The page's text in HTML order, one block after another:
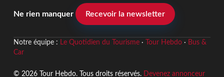
Ne rien manquer Recevoir la newsletter
Notre équipe : Le Quotidien du Tourisme· Tour Hebdo· Bus &
Car
© 2026 Tour Hebdo. Tous droits réservés. Devenez annonceur